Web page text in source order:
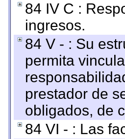
84 IV C :
ingresos.
84 V - : Su
permita
prestador de
obligados, de
84 VI - : Las